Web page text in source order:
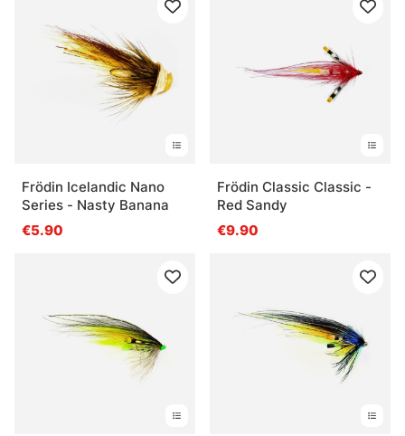
Frödin Icelandic Nano
Series - Nasty Banana
€5.90
Frödin Classic Classic -
Red Sandy
€9.90